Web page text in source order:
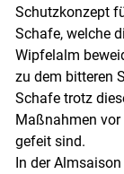
Schutzkonzept
Schafe, welche
Wipfelalm
zu dem bitteren
Schafe trotz
Maßnahmen
gefeit sind.
In der